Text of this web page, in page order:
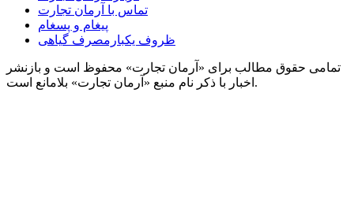
تماس با آرمان تجارت
پیغام و پسغام
ظروف یکبارمصرف گیاهی
تمامی حقوق مطالب برای «آرمان تجارت» محفوظ است و بازنشر
اخبار با ذکر نام منبع «آرمان تجارت» بلامانع است.